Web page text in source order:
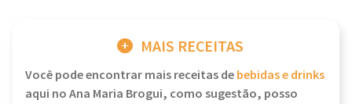
MAIS RECEITAS
Você pode encontrar mais receitas debebidas e drinks
aqui no Ana Maria Brogui, como sugestão, posso